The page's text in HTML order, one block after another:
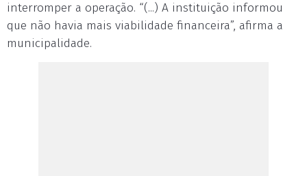
interromper a operação. “(...) A instituição informou
que não havia mais viabilidade financeira”, afirma a
municipalidade.